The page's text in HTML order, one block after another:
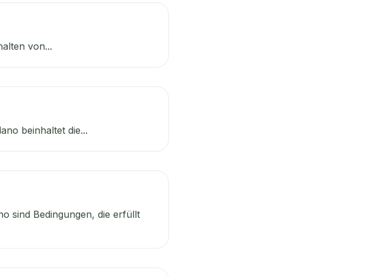
von...
beinhaltet die...
sind Bedingungen, die erfüllt